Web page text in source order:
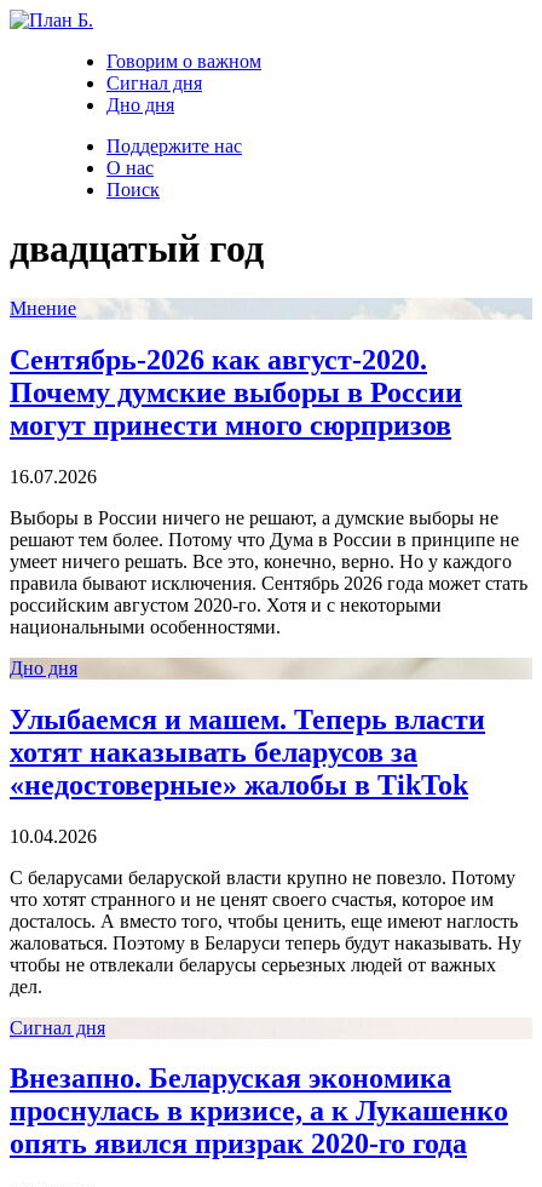
Говорим о важном
Сигнал дня
Дно дня
Поддержите нас
О нас
Поиск
двадцатый год
Мнение
Сентябрь-2026 как август-2020.
Почему думские выборы в России
могут принести много сюрпризов
16.07.2026
Выборы в России ничего не решают, а думские выборы не
решают тем более. Потому что Дума в России в принципе не
умеет ничего решать. Все это, конечно, верно. Но у каждого
правила бывают исключения. Сентябрь 2026 года может стать
российским августом 2020-го. Хотя и с некоторыми
национальными особенностями.
Дно дня
Улыбаемся и машем. Теперь власти
хотят наказывать беларусов за
«недостоверные» жалобы в TikTok
10.04.2026
С беларусами беларуской власти крупно не повезло. Потому
что хотят странного и не ценят своего счастья, которое им
досталось. А вместо того, чтобы ценить, еще имеют наглость
жаловаться. Поэтому в Беларуси теперь будут наказывать. Ну
чтобы не отвлекали беларусы серьезных людей от важных
дел.
Сигнал дня
Внезапно. Беларуская экономика
проснулась в кризисе, а к Лукашенко
опять явился призрак 2020-го года